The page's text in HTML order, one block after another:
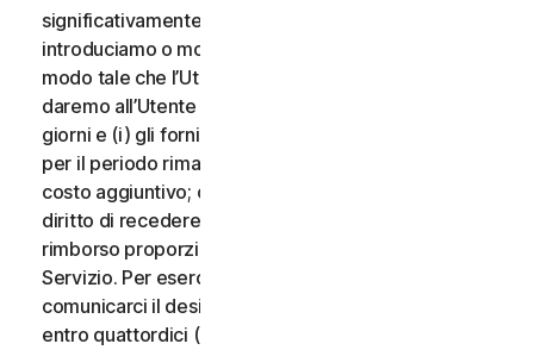
significativamente dannosa per l’Utente o
introduciamo o modifichiamo i criteri di idoneità in
modo tale che l’Utente non abbia più diritto ai Servizi,
daremo all’Utente un preavviso di quattordici (14)
giorni e (i) gli forniremo servizi comparabili o superiori
per il periodo rimanente del Servizio senza alcun
costo aggiuntivo; oppure (ii) concederemo all’Utente il
diritto di recedere dal contratto e ricevere un
rimborso proporzionale per il periodo rimanente del
Servizio. Per esercitare questo diritto, l’Utente deve
comunicarci il desiderio di rescindere il contratto
entro quattordici (14) giorni dalla notifica della